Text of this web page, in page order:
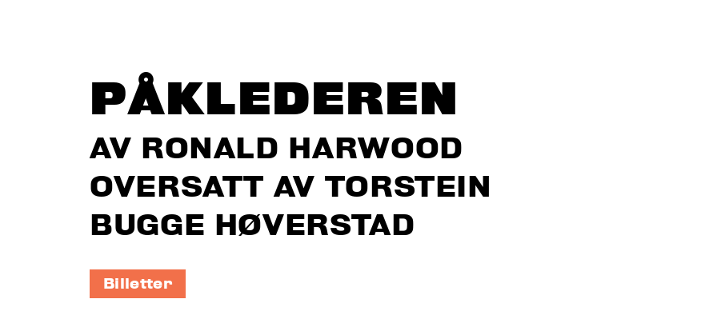
PÅKLEDEREN
AV RONALD HARWOOD
OVERSATT AV TORSTEIN
BUGGE HØVERSTAD
Billetter